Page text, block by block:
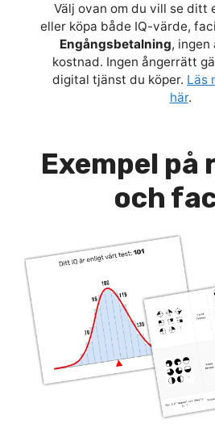
Välj ovan om du vill se ditt
eller köpa både IQ-värde,
Engångsbetalning, ingen
kostnad. Ingen ångerrätt
digital tjänst du köper. Läs
här.
Exempel
och